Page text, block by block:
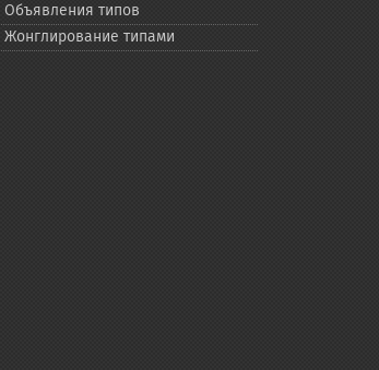
Объявления типов
Жонглирование типами